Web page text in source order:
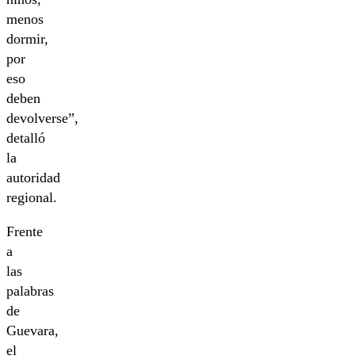
menos
dormir,
por
eso
deben
devolverse”,
detalló
la
autoridad
regional.
Frente
a
las
palabras
de
Guevara,
el